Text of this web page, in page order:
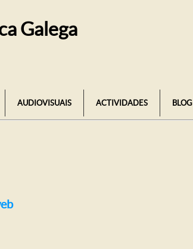
Galega
AUDIOVISUAIS ACTIVIDADES BLOG